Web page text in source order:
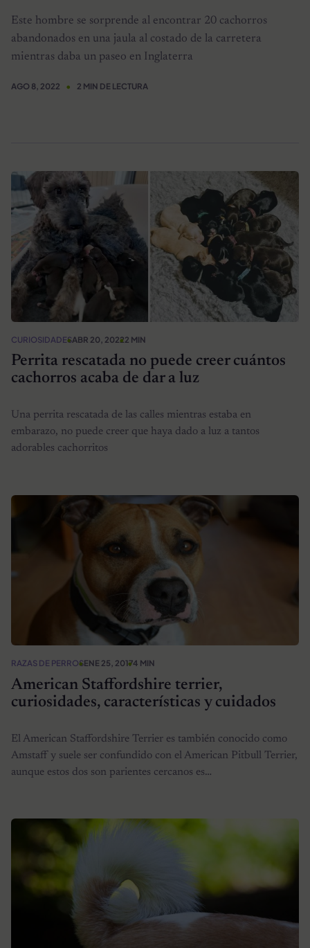
Este hombre se sorprende al encontrar 20 cachorros
abandonados en una jaula al costado de la carretera
mientras daba un paseo en Inglaterra
AGO 8, 2022 2 MIN DE LECTURA
CURIOSIDADESABR 20, 20222 MIN
Perrita rescatada no puede creer cuántos
cachorros acaba de dar a luz
Una perrita rescatada de las calles mientras estaba en
embarazo, no puede creer que haya dado a luz a tantos
adorables cachorritos
RAZAS DE PERROSENE 25, 20174 MIN
American Staffordshire terrier,
curiosidades, características y cuidados
El American Staffordshire Terrier es también conocido como
Amstaff y suele ser confundido con el American Pitbull Terrier,
aunque estos dos son parientes cercanos es…